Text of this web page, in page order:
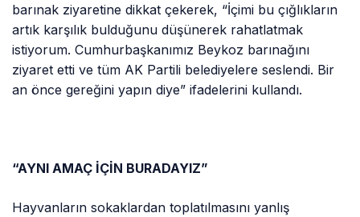
barınak ziyaretine dikkat çekerek, “İçimi bu çığlıkların
artık karşılık bulduğunu düşünerek rahatlatmak
istiyorum. Cumhurbaşkanımız Beykoz barınağını
ziyaret etti ve tüm AK Partili belediyelere seslendi. Bir
an önce gereğini yapın diye” ifadelerini kullandı.
“AYNI AMAÇ İÇİN BURADAYIZ”
Hayvanların sokaklardan toplatılmasını yanlış